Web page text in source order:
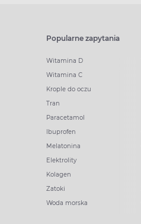
Popularne zapytania
Witamina D
Witamina C
Krople do oczu
Tran
Paracetamol
Ibuprofen
Melatonina
Elektrolity
Kolagen
Zatoki
Woda morska